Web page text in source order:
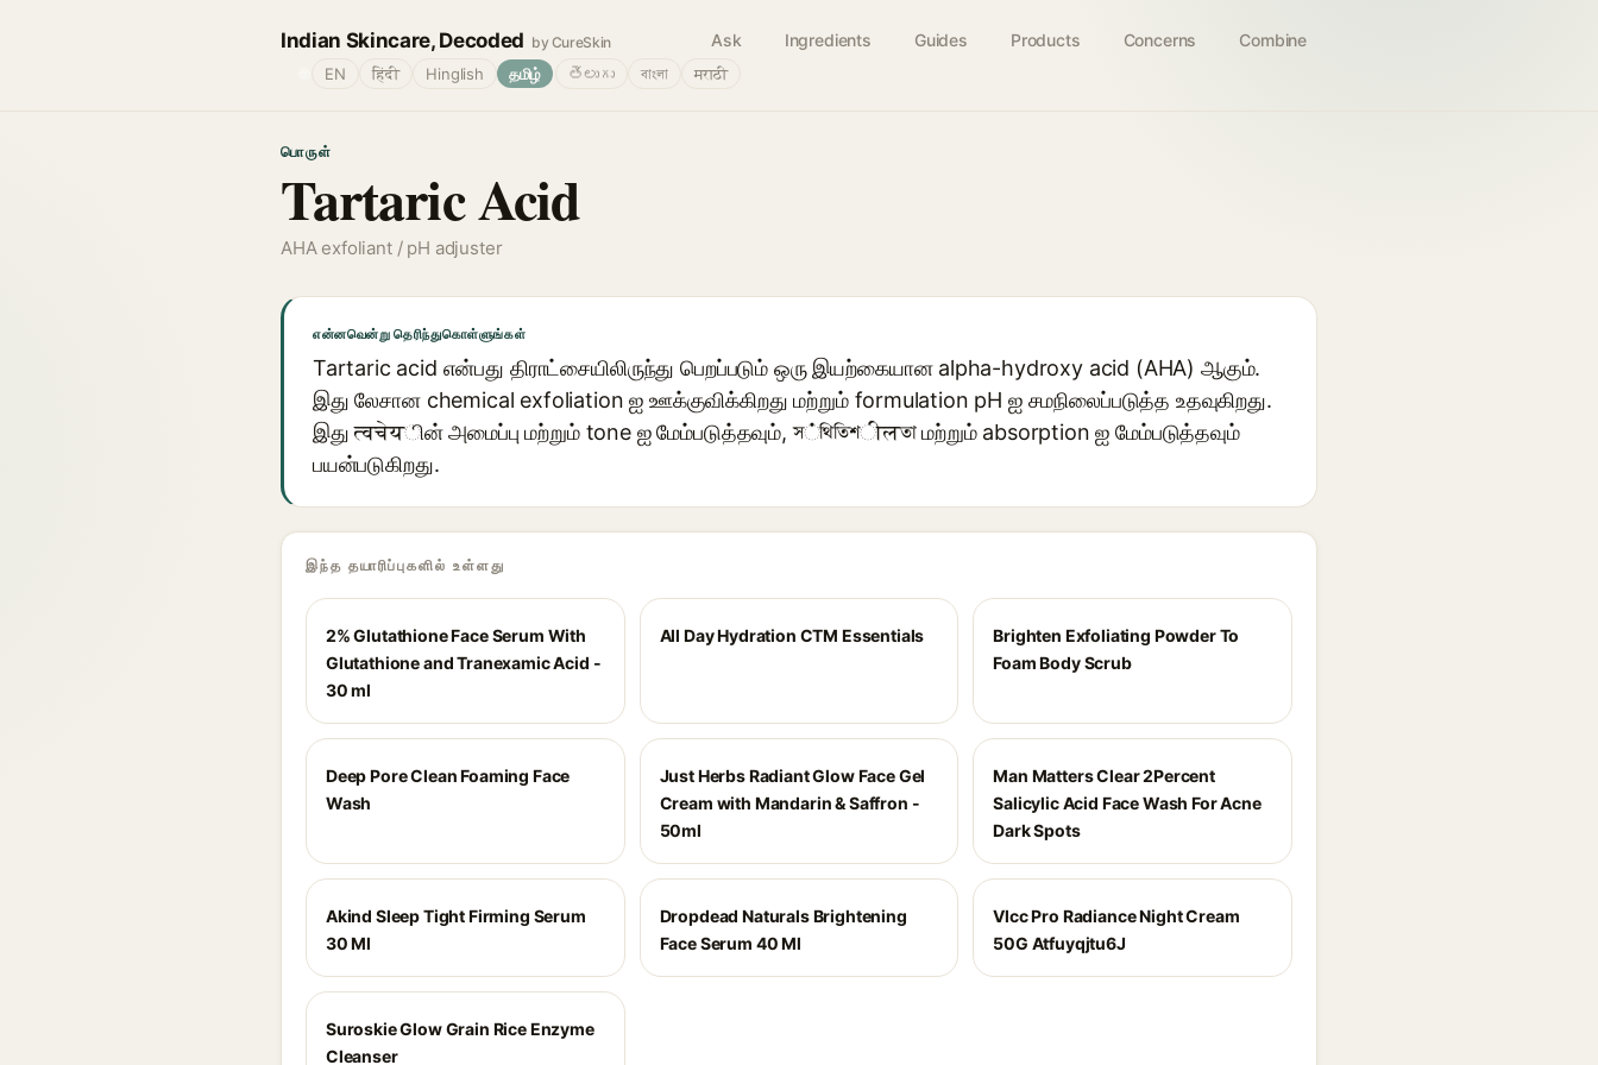
Indian Skincare, Decoded by CureSkin Ask Ingredients Guides Products Concerns Combine
EN हिंदी Hinglish தமிழ் తెలుగు বাংলা मराठी
பொருள்
Tartaric Acid
AHA exfoliant / pH adjuster
என்னவென்று தெரிந்துகொள்ளுங்கள்
Tartaric acid என்பது திராட்சையிலிருந்து பெறப்படும் ஒரு இயற்கையான alpha-hydroxy acid (AHA) ஆகும்.
இது லேசான chemical exfoliation ஐ ஊக்குவிக்கிறது மற்றும் formulation pH ஐ சமநிலைப்படுத்த உதவுகிறது.
இது त्वचेयின் அமைப்பு மற்றும் tone ஐ மேம்படுத்தவும், স்থিতিশीलতা மற்றும் absorption ஐ மேம்படுத்தவும்
பயன்படுகிறது.
இந்த தயாரிப்புகளில் உள்ளது
2% Glutathione Face Serum With
Glutathione and Tranexamic Acid -
30 ml
All Day Hydration CTM Essentials
Brighten Exfoliating Powder To
Foam Body Scrub
Deep Pore Clean Foaming Face
Wash
Just Herbs Radiant Glow Face Gel
Cream with Mandarin & Saffron -
50ml
Man Matters Clear 2Percent
Salicylic Acid Face Wash For Acne
Dark Spots
Akind Sleep Tight Firming Serum
30 Ml
Dropdead Naturals Brightening
Face Serum 40 Ml
Vlcc Pro Radiance Night Cream
50G Atfuyqjtu6J
Suroskie Glow Grain Rice Enzyme
Cleanser